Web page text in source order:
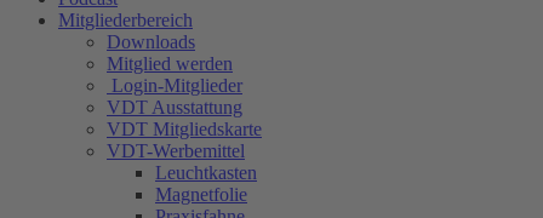
Mitgliederbereich
Downloads
Mitglied werden
Login-Mitglieder
VDT Ausstattung
VDT Mitgliedskarte
VDT-Werbemittel
Leuchtkasten
Magnetfolie